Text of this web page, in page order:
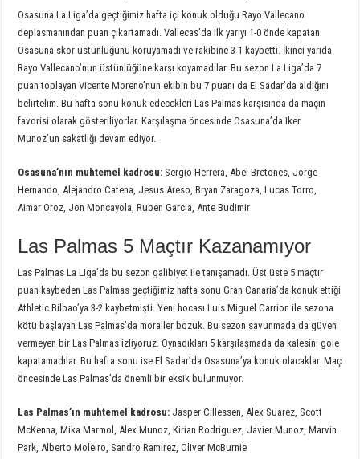
Osasuna La Liga’da geçtiğimiz hafta içi konuk olduğu Rayo Vallecano
deplasmanından puan çıkartamadı. Vallecas’da ilk yarıyı 1-0 önde kapatan
Osasuna skor üstünlüğünü koruyamadı ve rakibine 3-1 kaybetti. İkinci yarıda
Rayo Vallecano’nun üstünlüğüne karşı koyamadılar. Bu sezon La Liga’da 7
puan toplayan Vicente Moreno’nun ekibin bu 7 puanı da El Sadar’da aldığını
belirtelim. Bu hafta sonu konuk edecekleri Las Palmas karşısında da maçın
favorisi olarak gösteriliyorlar. Karşılaşma öncesinde Osasuna’da Iker
Munoz’un sakatlığı devam ediyor.
Osasuna’nın muhtemel kadrosu: Sergio Herrera, Abel Bretones, Jorge
Hernando, Alejandro Catena, Jesus Areso, Bryan Zaragoza, Lucas Torro,
Aimar Oroz, Jon Moncayola, Ruben Garcia, Ante Budimir
Las Palmas 5 Maçtır Kazanamıyor
Las Palmas La Liga’da bu sezon galibiyet ile tanışamadı. Üst üste 5 maçtır
puan kaybeden Las Palmas geçtiğimiz hafta sonu Gran Canaria’da konuk ettiği
Athletic Bilbao’ya 3-2 kaybetmişti. Yeni hocası Luis Miguel Carrion ile sezona
kötü başlayan Las Palmas’da moraller bozuk. Bu sezon savunmada da güven
vermeyen bir Las Palmas izliyoruz. Oynadıkları 5 karşılaşmada da kalesini gole
kapatamadılar. Bu hafta sonu ise El Sadar’da Osasuna’ya konuk olacaklar. Maç
öncesinde Las Palmas’da önemli bir eksik bulunmuyor.
Las Palmas’ın muhtemel kadrosu: Jasper Cillessen, Alex Suarez, Scott
McKenna, Mika Marmol, Alex Munoz, Kirian Rodriguez, Javier Munoz, Marvin
Park, Alberto Moleiro, Sandro Ramirez, Oliver McBurnie